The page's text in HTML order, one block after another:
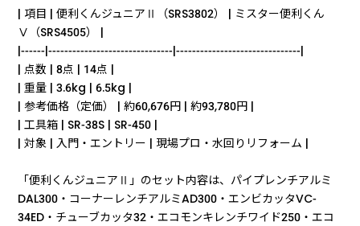
| 項目 | 便利くんジュニアⅡ（SRS3802） | ミスター便利くん
Ⅴ（SRS4505） |
|------|-------------------------------|-------------------------------|
| 点数 | 8点 | 14点 |
| 重量 | 3.6kg | 6.5kg |
| 参考価格（定価） | 約60,676円 | 約93,780円 |
| 工具箱 | SR-38S | SR-450 |
| 対象 | 入門・エントリー | 現場プロ・水回りリフォーム |
「便利くんジュニアⅡ」のセット内容は、パイプレンチアルミ
DAL300・コーナーレンチアルミAD300・エンビカッタVC-
34ED・チューブカッタ32・エコモンキレンチワイド250・エコ